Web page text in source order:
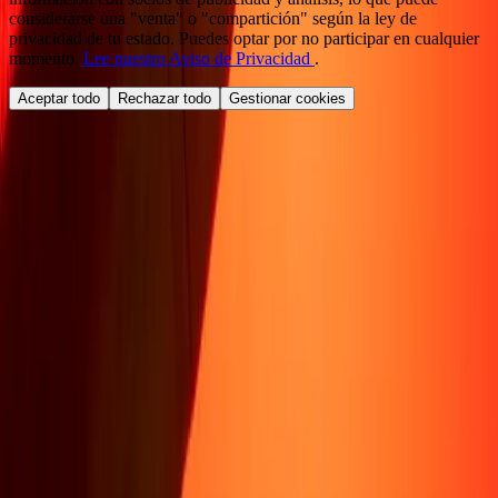
considerarse una "venta" o "compartición" según la ley de
privacidad de tu estado. Puedes optar por no participar en cualquier
momento. Lee nuestro Aviso de Privacidad .
Aceptar todo Rechazar todo Gestionar cookies